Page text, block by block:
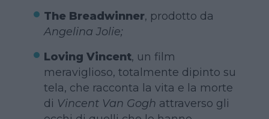
The Breadwinner, prodotto da
Angelina Jolie;
Loving Vincent, un film
meraviglioso, totalmente dipinto su
tela, che racconta la vita e la morte
di Vincent Van Gogh attraverso gli